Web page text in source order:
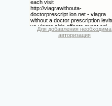
Для добавления необходима
авторизация